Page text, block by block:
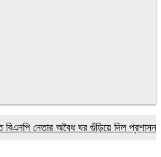
নেতার অবৈধ ঘর গুঁড়িয়ে দিল প্রশাসন